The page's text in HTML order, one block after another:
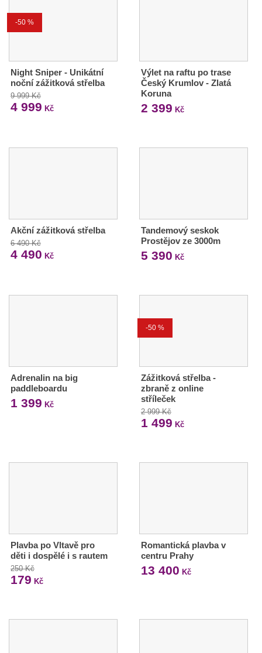
-50 %
Night Sniper - Unikátní
noční zážitková střelba
9 999 Kč
4 999 Kč
Výlet na raftu po trase
Český Krumlov - Zlatá
Koruna
2 399 Kč
Akční zážitková střelba
6 490 Kč
4 490 Kč
Tandemový seskok
Prostějov ze 3000m
5 390 Kč
Adrenalin na big
paddleboardu
1 399 Kč
-50 %
Zážitková střelba -
zbraně z online
stříleček
2 999 Kč
1 499 Kč
Plavba po Vltavě pro
děti i dospělé i s rautem
250 Kč
179 Kč
Romantická plavba v
centru Prahy
13 400 Kč